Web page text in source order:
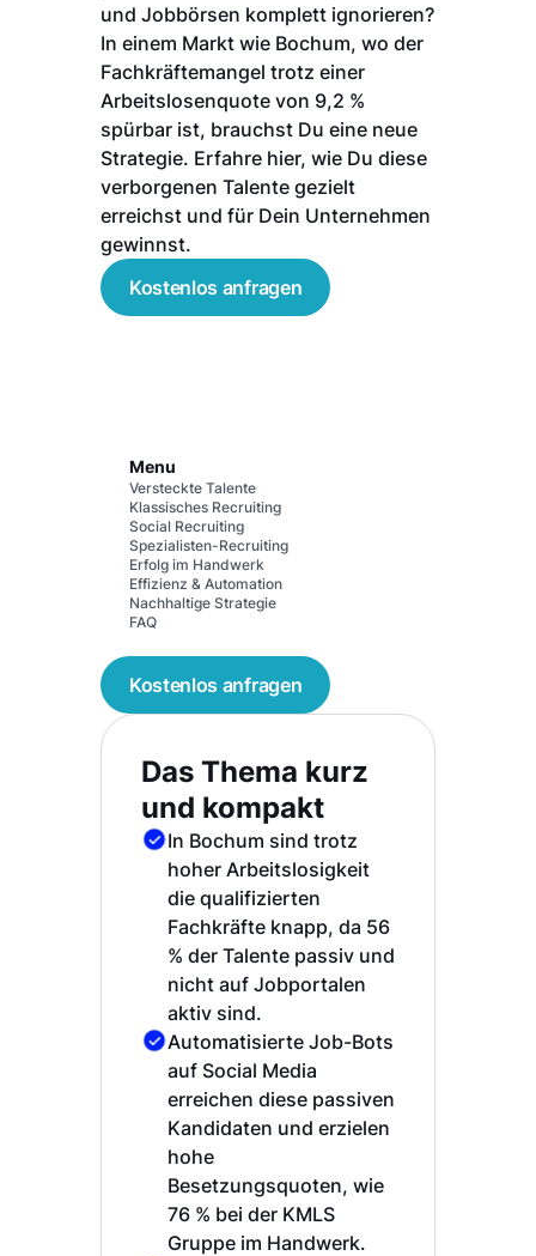
und Jobbörsen komplett ignorieren?
In einem Markt wie Bochum, wo der
Fachkräftemangel trotz einer
Arbeitslosenquote von 9,2 %
spürbar ist, brauchst Du eine neue
Strategie. Erfahre hier, wie Du diese
verborgenen Talente gezielt
erreichst und für Dein Unternehmen
gewinnst.
Kostenlos anfragen
Menu
Versteckte Talente
Klassisches Recruiting
Social Recruiting
Spezialisten-Recruiting
Erfolg im Handwerk
Effizienz & Automation
Nachhaltige Strategie
FAQ
Kostenlos anfragen
Das Thema kurz
und kompakt
In Bochum sind trotz
hoher Arbeitslosigkeit
die qualifizierten
Fachkräfte knapp, da 56
% der Talente passiv und
nicht auf Jobportalen
aktiv sind.
Automatisierte Job-Bots
auf Social Media
erreichen diese passiven
Kandidaten und erzielen
hohe
Besetzungsquoten, wie
76 % bei der KMLS
Gruppe im Handwerk.